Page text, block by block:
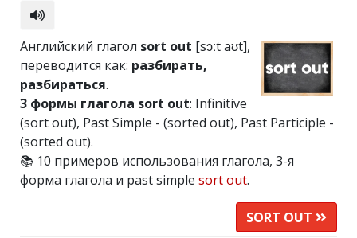
Английский глагол sort out [sɔːt aʊt],
переводится как: разбирать,
разбираться.
3 формы глагола sort out: Infinitive
(sort out), Past Simple - (sorted out), Past Participle -
(sorted out).
📚 10 примеров использования глагола, 3-я
форма глагола и past simple sort out.
SORT OUT